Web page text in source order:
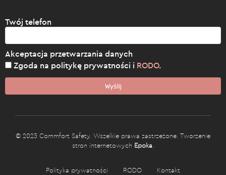
Twój telefon
Akceptacja przetwarzania danych
Zgoda na politykę prywatności i RODO.
Wyślij
© 2023 Commfort Safety. Wszelkie prawa zastrzeżone. Tworzenie
stron internetowych Epoka.
Polityka prywatności RODO Kontakt